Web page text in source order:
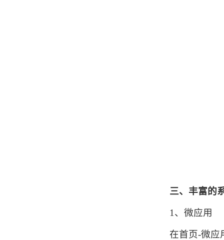
三、丰富的
1、微应用
在首页-微应